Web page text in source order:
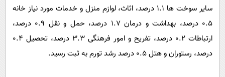
بین الملل
حیات وحش
سایر سوخت ها 1.1 درصد، اثاث، لوازم منزل و خدمات مورد نیاز خانه
0.5 درصد، بهداشت و درمان 1.7 درصد، حمل و نقل 0.9 درصد،
ارتباطات 0.2 درصد، تفریح و امور فرهنگی 3.3 درصد، تحصیل 0.4
درصد، رستوران و هتل 0.5 درصد رشد تورم به ثبت رسید.